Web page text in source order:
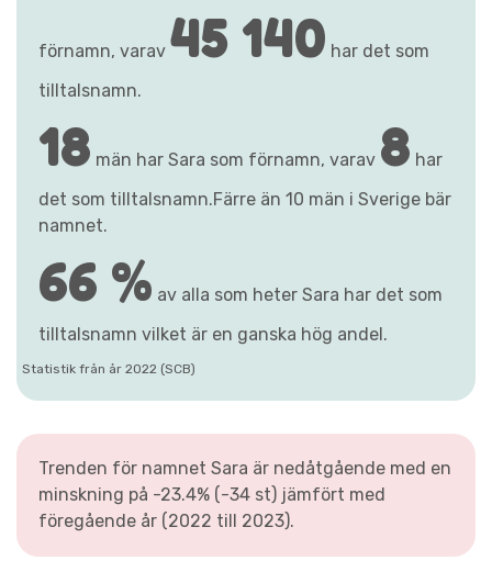
förnamn, varav 45 140 har det som
tilltalsnamn.
18 män har Sara som förnamn, varav 8 har
det som tilltalsnamn.Färre än 10 män i Sverige bär
namnet.
66 % av alla som heter Sara har det som
tilltalsnamn vilket är en ganska hög andel.
Statistik från år 2022 (SCB)
Trenden för namnet Sara är nedåtgående med en
minskning på -23.4% (-34 st) jämfört med
föregående år (2022 till 2023).